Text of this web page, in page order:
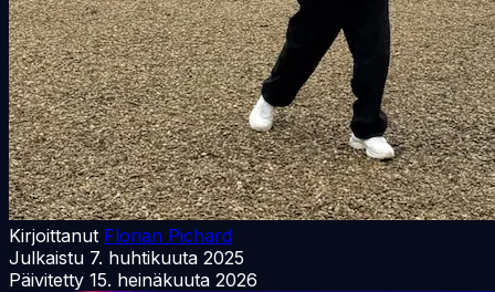
Kirjoittanut Florian Pichard
Julkaistu 7. huhtikuuta 2025
Päivitetty 15. heinäkuuta 2026